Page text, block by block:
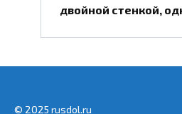
двойной стенкой,
© 2025 rusdol.ru